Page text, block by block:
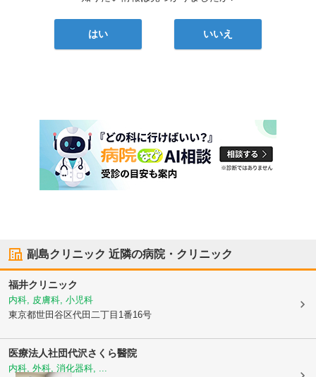
はい いいえ
副島クリニック 近隣の病院・クリニック
福井クリニック
内科, 皮膚科, 小児科
東京都世田谷区代田二丁目1番16号
医療法人社団代沢さくら醫院
内科, 外科, 消化器科, ...